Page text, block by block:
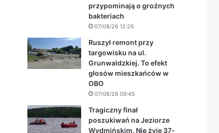
przypominają o groźnych
bakteriach
07/08/26 12:26
Ruszył remont przy
targowisku na ul.
Grunwaldzkiej. To efekt
głosów mieszkańców w
OBO
07/08/26 09:45
Tragiczny finał
poszukiwań na Jeziorze
Wydmińskim. Nie żyje 37-